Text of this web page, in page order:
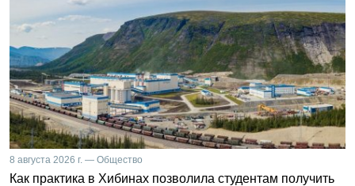
8 августа 2026 г. — Общество
Как практика в Хибинах позволила студентам получить